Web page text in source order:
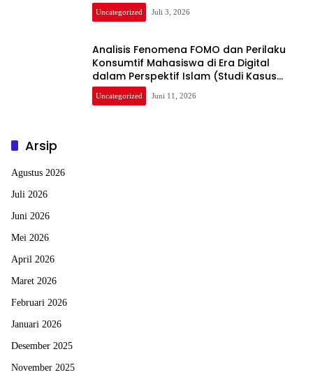
Uncategorized Juli 3, 2026
Analisis Fenomena FOMO dan Perilaku
Konsumtif Mahasiswa di Era Digital
dalam Perspektif Islam (Studi Kasus
Mahasiswa Fakultas Ekonomi dan Bisnis)
Uncategorized Juni 11, 2026
Arsip
Agustus 2026
Juli 2026
Juni 2026
Mei 2026
April 2026
Maret 2026
Februari 2026
Januari 2026
Desember 2025
November 2025